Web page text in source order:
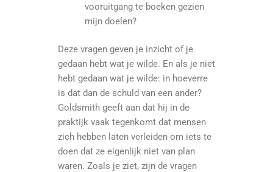
vooruitgang te boeken gezien
mijn doelen?
Deze vragen geven je inzicht of je
gedaan hebt wat je wilde. En als je niet
hebt gedaan wat je wilde: in hoeverre
is dat dan de schuld van een ander?
Goldsmith geeft aan dat hij in de
praktijk vaak tegenkomt dat mensen
zich hebben laten verleiden om iets te
doen dat ze eigenlijk niet van plan
waren. Zoals je ziet, zijn de vragen